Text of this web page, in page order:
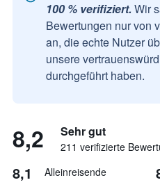
100 % verifiziert. Wir
Bewertungen nur von
an, die echte Nutzer
unsere
durchgeführt haben.
8,2 Sehr gut
211 verifizierte
8,1 Alleinreisende